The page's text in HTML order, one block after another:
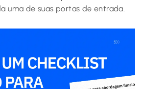
uma de suas portas de entrada.